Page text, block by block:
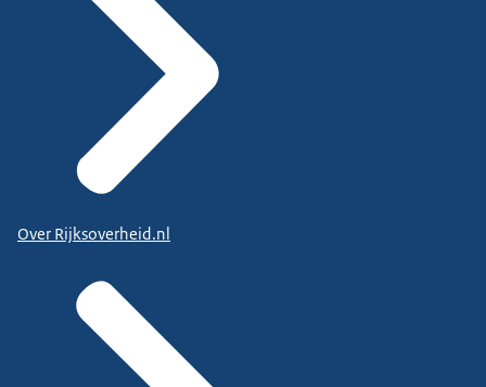
Over Rijksoverheid.nl